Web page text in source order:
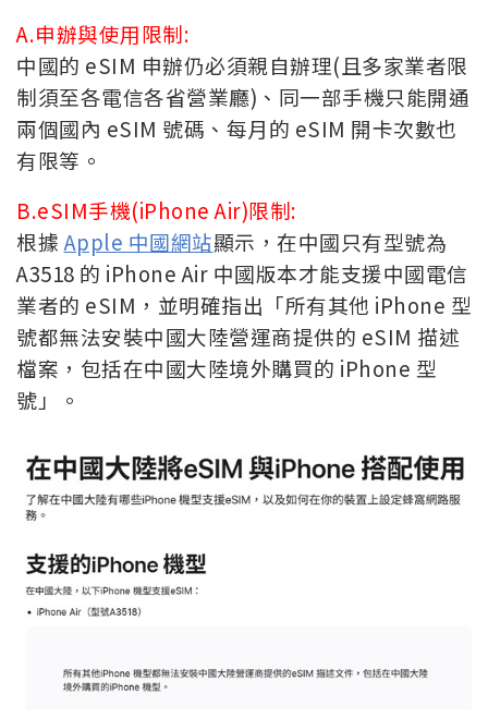
A.申辦與使用限制:
中國的 eSIM 申辦仍必須親自辦理(且多家業者限
制須至各電信各省營業廳)、同一部手機只能開通
兩個國內 eSIM 號碼、每月的 eSIM 開卡次數也
有限等。
B.eSIM手機(iPhone Air)限制:
根據Apple 中國網站顯示，在中國只有型號為
A3518 的 iPhone Air 中國版本才能支援中國電信
業者的 eSIM，並明確指出「所有其他 iPhone 型
號都無法安裝中國大陸營運商提供的 eSIM 描述
檔案，包括在中國大陸境外購買的 iPhone 型
號」。